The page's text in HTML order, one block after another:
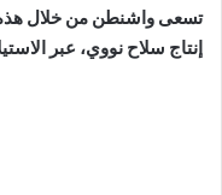
تسعى واشنطن من خلال
إنتاج سلاح نووي، عبر